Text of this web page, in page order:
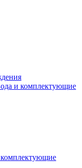
и комплектующие
комплектующие